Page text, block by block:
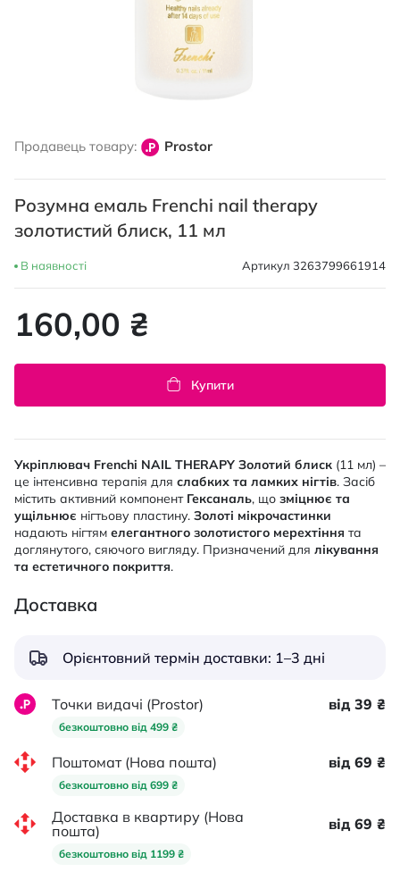
початку
зображень
Продавець товару: Prostor
Розумна емаль Frenchi nail therapy
золотистий блиск, 11 мл
В наявності Артикул 3263799661914
160,00 ₴
Купити
Укріплювач Frenchi NAIL THERAPY Золотий блиск (11 мл) –
це інтенсивна терапія для слабких та ламких нігтів. Засіб
містить активний компонент Гексаналь, що зміцнює та
ущільнює нігтьову пластину. Золоті мікрочастинки
надають нігтям елегантного золотистого мерехтіння та
доглянутого, сяючого вигляду. Призначений для лікування
та естетичного покриття.
Доставка
Орієнтовний термін доставки: 1–3 дні
Точки видачі (Prostor)
безкоштовно від 499 ₴
від 39 ₴
Поштомат (Нова пошта)
безкоштовно від 699 ₴
від 69 ₴
Доставка в квартиру (Нова
пошта)
безкоштовно від 1199 ₴
від 69 ₴